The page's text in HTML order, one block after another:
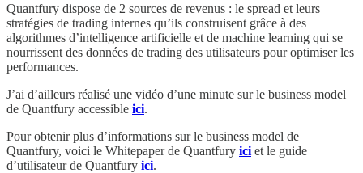
Quantfury dispose de 2 sources de revenus : le spread et leurs
stratégies de trading internes qu’ils construisent grâce à des
algorithmes d’intelligence artificielle et de machine learning qui se
nourrissent des données de trading des utilisateurs pour optimiser les
performances.
J’ai d’ailleurs réalisé une vidéo d’une minute sur le business model
de Quantfury accessible ici.
Pour obtenir plus d’informations sur le business model de
Quantfury, voici le Whitepaper de Quantfury ici et le guide
d’utilisateur de Quantfury ici.